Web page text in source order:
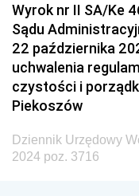
Wyrok nr II SA/Ke
Sądu
22 października
uchwalenia
czystości i
Piekoszów
Dziennik Urzędowy
2024 poz. 3716